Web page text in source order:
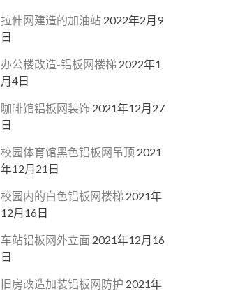
拉伸网建造的加油站 2022年2月9
日
办公楼改造-铝板网楼梯 2022年1
月4日
咖啡馆铝板网装饰 2021年12月27
日
校园体育馆黑色铝板网吊顶 2021
年12月21日
校园内的白色铝板网楼梯 2021年
12月16日
车站铝板网外立面 2021年12月16
日
旧房改造加装铝板网防护 2021年